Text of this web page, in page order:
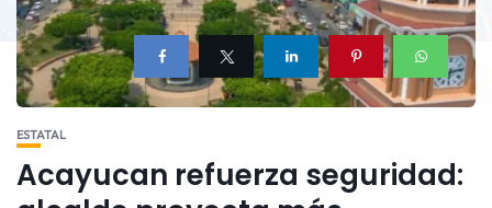
ESTATAL
Acayucan refuerza seguridad: